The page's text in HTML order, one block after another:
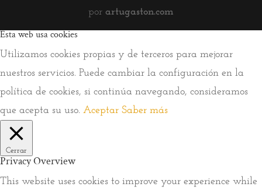
por artugaston.com
Esta web usa cookies
Utilizamos cookies propias y de terceros para mejorar
nuestros servicios. Puede cambiar la configuración en la
política de cookies, si continúa navegando, consideramos
que acepta su uso. Aceptar Saber más
Cerrar
Privacy Overview
This website uses cookies to improve your experience while